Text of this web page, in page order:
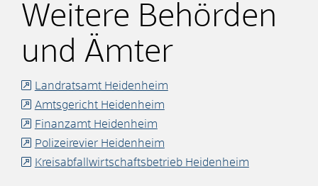
Weitere Behörden
und Ämter
Landratsamt Heidenheim
Amtsgericht Heidenheim
Finanzamt Heidenheim
Polizeirevier Heidenheim
Kreisabfallwirtschaftsbetrieb Heidenheim